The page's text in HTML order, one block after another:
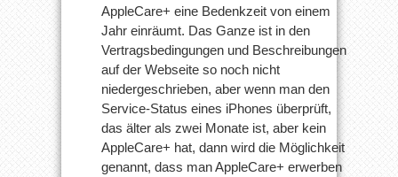
AppleCare+ eine Bedenkzeit von einem
Jahr einräumt. Das Ganze ist in den
Vertragsbedingungen und Beschreibungen
auf der Webseite so noch nicht
niedergeschrieben, aber wenn man den
Service-Status eines iPhones überprüft,
das älter als zwei Monate ist, aber kein
AppleCare+ hat, dann wird die Möglichkeit
genannt, dass man AppleCare+ erwerben